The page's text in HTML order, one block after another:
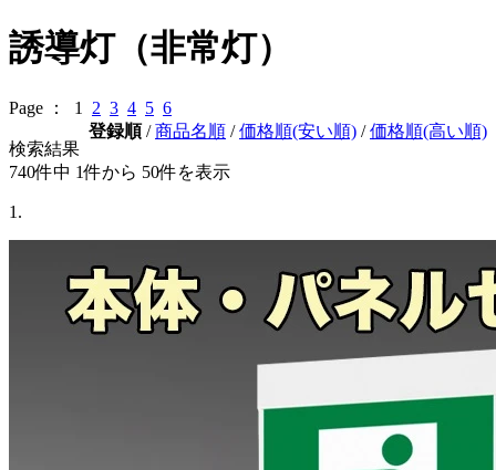
誘導灯（非常灯）
Page ： 1 2 3 4 5 6
登録順/商品名順 /価格順(安い順) /価格順(高い順)
検索結果
740件中 1件から 50件を表示
1.